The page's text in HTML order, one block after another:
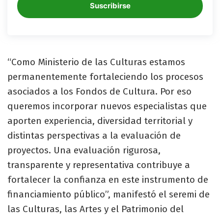
Suscribirse
“Como Ministerio de las Culturas estamos
permanentemente fortaleciendo los procesos
asociados a los Fondos de Cultura. Por eso
queremos incorporar nuevos especialistas que
aporten experiencia, diversidad territorial y
distintas perspectivas a la evaluación de
proyectos. Una evaluación rigurosa,
transparente y representativa contribuye a
fortalecer la confianza en este instrumento de
financiamiento público”, manifestó el seremi de
las Culturas, las Artes y el Patrimonio del